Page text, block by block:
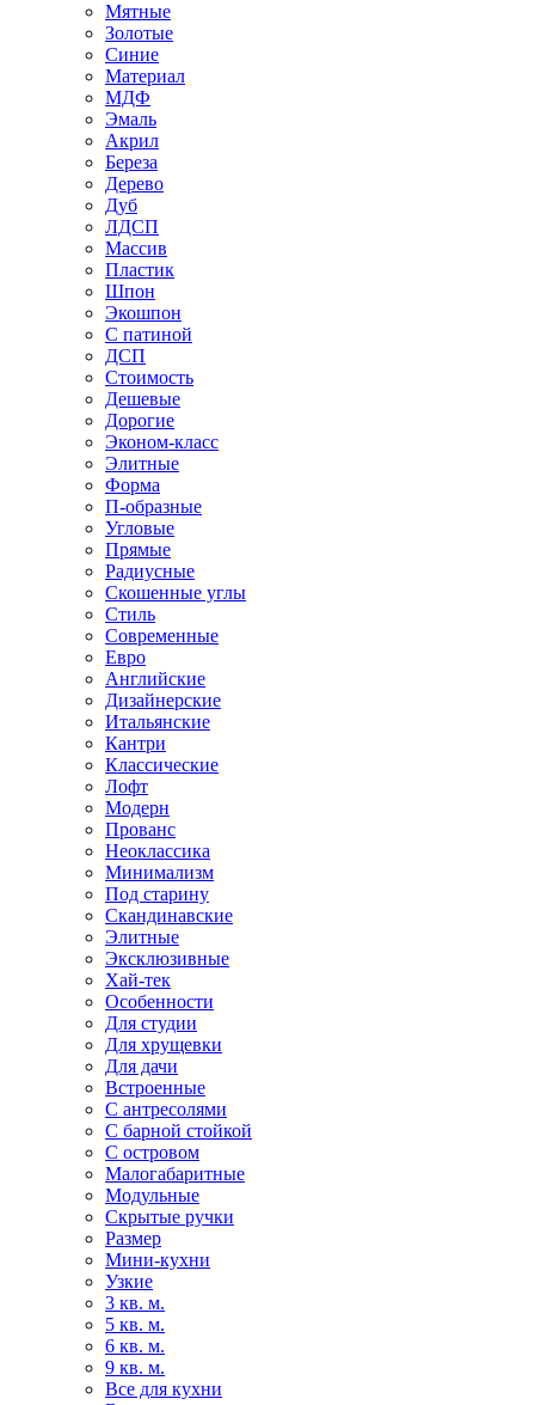
Мятные
Золотые
Синие
Материал
МДФ
Эмаль
Акрил
Береза
Дерево
Дуб
ЛДСП
Массив
Пластик
Шпон
Экошпон
С патиной
ДСП
Стоимость
Дешевые
Дорогие
Эконом-класс
Элитные
Форма
П-образные
Угловые
Прямые
Радиусные
Скошенные углы
Стиль
Современные
Евро
Английские
Дизайнерские
Итальянские
Кантри
Классические
Лофт
Модерн
Прованс
Неоклассика
Минимализм
Под старину
Скандинавские
Элитные
Эксклюзивные
Хай-тек
Особенности
Для студии
Для хрущевки
Для дачи
Встроенные
С антресолями
С барной стойкой
С островом
Малогабаритные
Модульные
Скрытые ручки
Размер
Мини-кухни
Узкие
3 кв. м.
5 кв. м.
6 кв. м.
9 кв. м.
Все для кухни